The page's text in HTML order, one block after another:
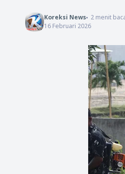
Koreksi News 2menit
16 Februari 2026